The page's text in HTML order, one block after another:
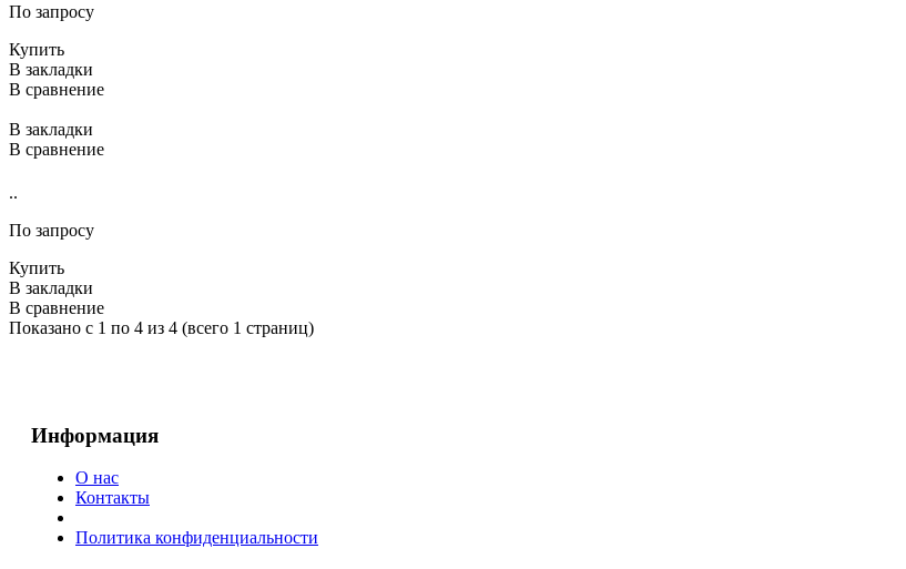
По запросу
Купить
В закладки
В сравнение
В закладки
В сравнение
..
По запросу
Купить
В закладки
В сравнение
Показано с 1 по 4 из 4 (всего 1 страниц)
Информация
О нас
Контакты
Политика конфиденциальности